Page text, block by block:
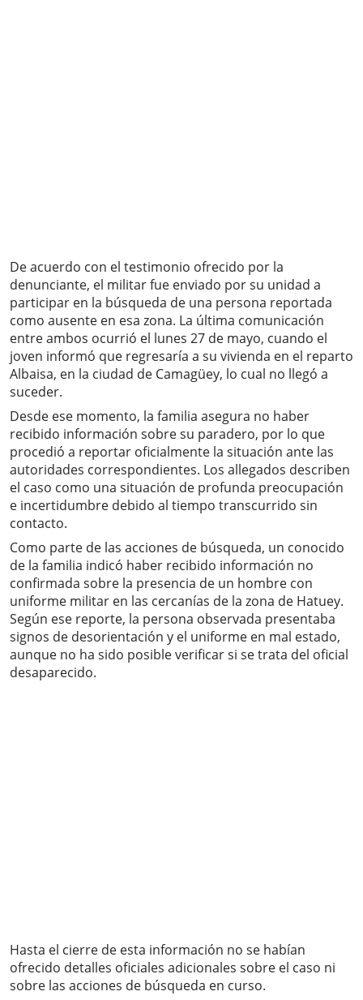
De acuerdo con el testimonio ofrecido por la
denunciante, el militar fue enviado por su unidad a
participar en la búsqueda de una persona reportada
como ausente en esa zona. La última comunicación
entre ambos ocurrió el lunes 27 de mayo, cuando el
joven informó que regresaría a su vivienda en el reparto
Albaisa, en la ciudad de Camagüey, lo cual no llegó a
suceder.
Desde ese momento, la familia asegura no haber
recibido información sobre su paradero, por lo que
procedió a reportar oficialmente la situación ante las
autoridades correspondientes. Los allegados describen
el caso como una situación de profunda preocupación
e incertidumbre debido al tiempo transcurrido sin
contacto.
Como parte de las acciones de búsqueda, un conocido
de la familia indicó haber recibido información no
confirmada sobre la presencia de un hombre con
uniforme militar en las cercanías de la zona de Hatuey.
Según ese reporte, la persona observada presentaba
signos de desorientación y el uniforme en mal estado,
aunque no ha sido posible verificar si se trata del oficial
desaparecido.
Hasta el cierre de esta información no se habían
ofrecido detalles oficiales adicionales sobre el caso ni
sobre las acciones de búsqueda en curso.